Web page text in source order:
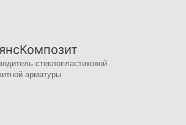
стеклопластиковой
арматуры